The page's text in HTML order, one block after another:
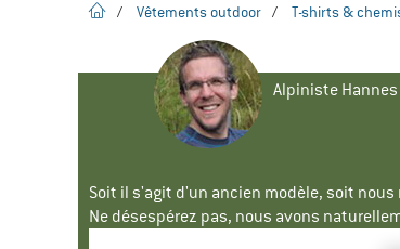
Page d'accueil
/ Vêtements outdoor / T-shirts &
Alpiniste Hannes
Soit il s'agit d'un ancien modèle, soit
Ne désespérez pas, nous avons